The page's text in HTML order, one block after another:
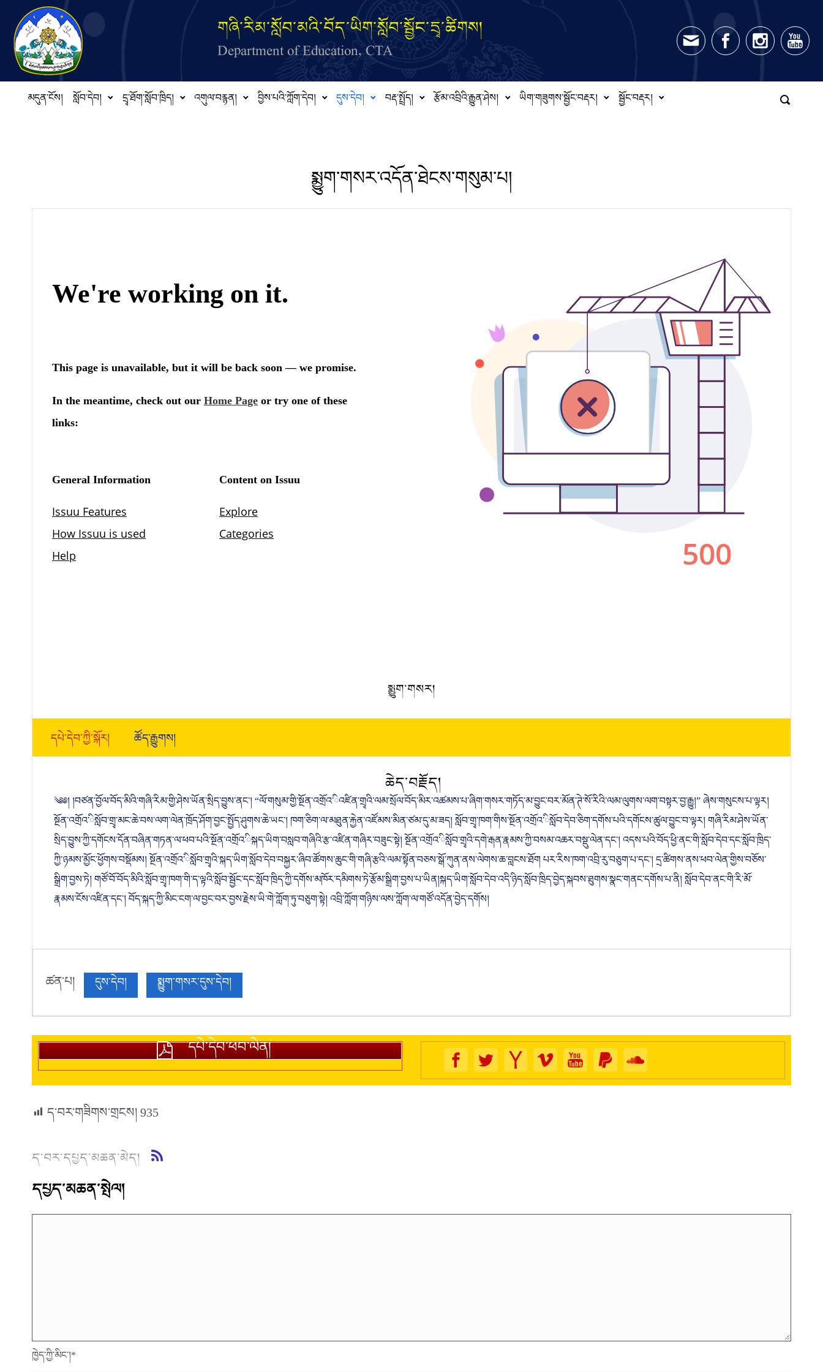
Skip to main content
གཞི་རིམ་སློབ་མའི་བོད་ཡིག་སློབ་སྦྱོང་དྲྭ་ཚིགས།
Department of Education, CTA
མདུན་ངོས། སློབ་དེབ། དྲྭ་ཐོག་སློབ་ཁྲིད། འགུལ་བརྙན། བྱིས་པའི་ཀློག་དེབ། དུས་དེབ། བརྡ་སྤྲོད། རྩོམ་འབྲིའི་རྒྱུན་ཤེས། ཡིག་གཟུགས་སྦྱོང་བརྡར། སྦྱོང་བརྡར།
སྨྱུག་གསར་འདོན་ཐེངས་གསུམ་པ།
སྨྱུག་གསར།
དཔེ་དེབ་ཀྱི་སྐོར། ཚོད་རྒྱུགས།
ཆེད་བརྗོད།
༄༅། །བཙན་བྱོལ་བོད་མིའི་གཞི་རིམ་གྱི་ཤེས་ཡོན་སྲིད་བྱུས་ནང་། “ལོ་གསུམ་གྱི་སྔོན་འགྲོའ་ིའཛིན་གྲྭའི་ལམ་སྲོལ་བོད་མིར་འཚམས་པ་ཞིག་གསར་གཏོད་མ་བྱུང་བར་མོན་ཊེ་སོ་རིའི་ལམ་ལུགས་ལག་བསྟར་བྱ་རྒྱུ།” ཞེས་གསུངས་པ་ལྟར།
སྔོན་འགྲོའ་ིསློབ་གྲྭ་མང་ཆེ་བས་ལག་ལེན་ཁྲོད་ཤོག་བྱང་སྤྱོད་ཤུགས་ཆེ་ཡང་། ཁག་ཅིག་ལ་མཐུན་རྐྱེན་འཛོམས་མིན་ཙམ་དུ་མ་ཟད། སློབ་གྲྭ་ཁག་གིས་སྔོན་འགྲོའ་ིསློབ་དེབ་ཅིག་དགོས་པའི་དགོངས་ཚུལ་བྱུང་བ་ལྟར། གཞི་རིམ་ཤེས་ཡོན་
སྲིད་བྱུས་ཀྱི་དགོངས་དོན་བཞིན་གཏན་ལ་ཕབ་པའི་སྔོན་འགྲོའ་ིསྐད་ཡིག་བསླབ་གཞིའི་རྩ་འཛིན་གཞིར་བཟུང་སྟེ། སྔོན་འགྲོའ་ིསློབ་གྲྭའི་དགེ་རྒན་རྣམས་ཀྱི་བསམ་འཆར་བསྡུ་ལེན་དང་། འདས་པའི་བོད་ཕྱི་ནང་གི་སློབ་དེབ་དང་སློབ་ཁྲིད་
ཀྱི་ཉམས་མྱོང་ཕྱོགས་བསྡོམས། སྔོན་འགྲོའ་ིསློབ་གྲྭའི་སྐད་ཡིག་སློབ་དེབ་བསྐྱར་ཞིབ་ཚོགས་ཆུང་གི་གཞི་རྩའི་ལམ་སྟོན་བཅས་སྒོ་ཀུན་ནས་ལེགས་ཆ་བླངས་ཐོག པར་རིས་ཁག་འབྲི་རུ་བཅུག་པ་དང་། དྲ་ཚིགས་ནས་ཕབ་ལེན་གྱིས་བཅོས་
སྒྲིག་བྱས་ཏེ། གཙོ་བོ་བོད་མིའི་སློབ་གྲྭ་ཁག་གི་ད་ལྟའི་སློབ་སྦྱོང་དང་སློབ་ཁྲིད་ཀྱི་དགོས་མཁོར་དམིགས་ཏེ་རྩོམ་སྒྲིག་བྱས་པ་ཡིན།སྐད་ཡིག་སློབ་དེབ་འདི་ཉིད་སློབ་ཁྲིད་བྱེད་སྐབས་ཐུགས་སྣང་གནང་དགོས་པ་ནི། སློབ་དེབ་ནང་གི་རི་མོ་
རྣམས་ངོས་འཛིན་དང་། བོད་སྐད་ཀྱི་མིང་ངག་ལ་བྱང་བར་བྱས་རྗེས་ཡི་གེ་ཀློག་ཏུ་བཅུག་སྟེ། འབྲི་ཀློག་གཉིས་ལས་ཀློག་ལ་གཙོ་འདོན་བྱེད་དགོས།
ཚན་པ། དུས་དེབ། སྨྱུག་གསར་དུས་དེབ།
དཔེ་དེབ་ཕབ་ལེན།
ད་བར་གཟིགས་གྲངས།935
ད་བར་དཔྱད་མཆན་མེད།
དཔྱད་མཆན་སྤེལ།
ཁྱེད་ཀྱི་མིང་།*